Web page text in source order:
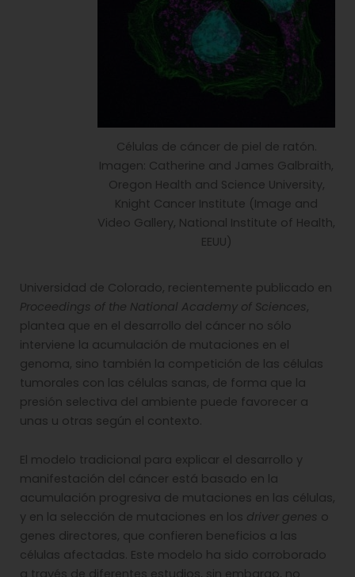
Células de cáncer de piel de ratón.
Imagen: Catherine and James Galbraith,
Oregon Health and Science University,
Knight Cancer Institute (Image and
Video Gallery, National Institute of Health,
EEUU)
Universidad de Colorado, recientemente publicado en
Proceedings of the National Academy of Sciences,
plantea que en el desarrollo del cáncer no sólo
interviene la acumulación de mutaciones en el
genoma, sino también la competición de las células
tumorales con las células sanas, de forma que la
presión selectiva del ambiente puede favorecer a
unas u otras según el contexto.
El modelo tradicional para explicar el desarrollo y
manifestación del cáncer está basado en la
acumulación progresiva de mutaciones en las células,
y en la selección de mutaciones en los driver genes o
genes directores, que confieren beneficios a las
células afectadas. Este modelo ha sido corroborado